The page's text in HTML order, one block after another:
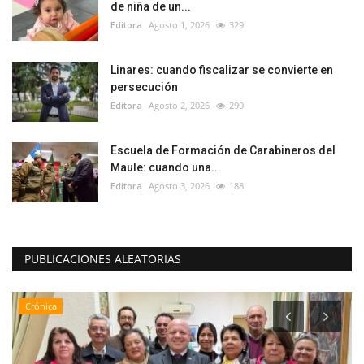
de niña de un...
Editora Agosto 1, 2026 329
Linares: cuando fiscalizar se convierte en
persecución
Editora Agosto 2, 2026 299
Escuela de Formación de Carabineros del
Maule: cuando una...
Editora Agosto 3, 2026 188
PUBLICACIONES ALEATORIAS
Crónica